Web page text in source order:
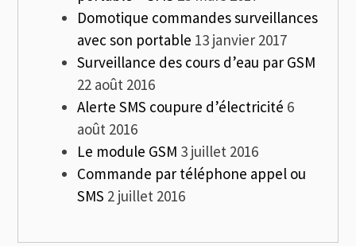
Domotique commandes surveillances
avec son portable 13 janvier 2017
Surveillance des cours d’eau par GSM
22 août 2016
Alerte SMS coupure d’électricité 6
août 2016
Le module GSM 3 juillet 2016
Commande par téléphone appel ou
SMS 2 juillet 2016